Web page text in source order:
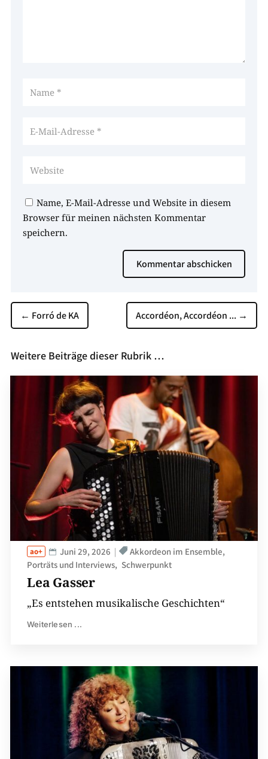
Name, E-Mail-Adresse und Website in diesem
Browser für meinen nächsten Kommentar
speichern.
Kommentar abschicken
← Forró de KA Accordéon, Accordéon ... →
Weitere Beiträge dieser Rubrik …
Lea Gasser
Juni 29, 2026
Akkordeon im Ensemble
Porträts und Interviews
Schwerpunkt
„Es entstehen musikalische Geschichten“
Weiterlesen ...